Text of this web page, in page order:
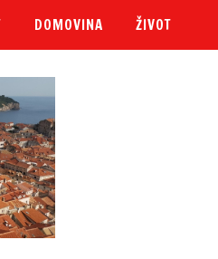
DOMOVINA ŽIVOT